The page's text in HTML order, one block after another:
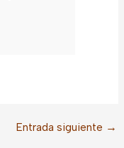
Entrada siguiente →